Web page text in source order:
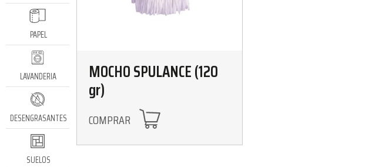
PAPEL
LAVANDERIA
DESENGRASANTES
SUELOS
MOCHO SPULANCE (120
gr)
COMPRAR